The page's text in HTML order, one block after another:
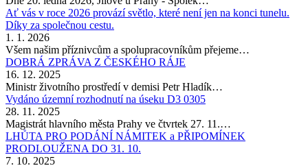
Ať vás v roce 2026 provází světlo, které není jen na konci tunelu.
Díky za společnou cestu.
1. 1. 2026
Všem našim příznivcům a spolupracovníkům přejeme…
DOBRÁ ZPRÁVA Z ČESKÉHO RÁJE
16. 12. 2025
Ministr životního prostředí v demisi Petr Hladík…
Vydáno územní rozhodnutí na úseku D3 0305
28. 11. 2025
Magistrát hlavního města Prahy ve čtvrtek 27. 11.…
LHŮTA PRO PODÁNÍ NÁMITEK a PŘIPOMÍNEK
PRODLOUŽENA DO 31. 10.
7. 10. 2025